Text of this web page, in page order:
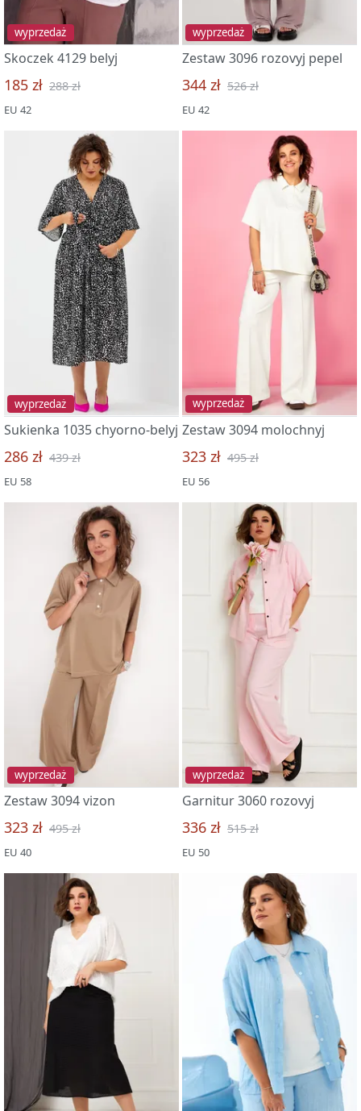
wyprzedaż
Skoczek 4129 belyj
185 zł 288 zł
EU 42
wyprzedaż
Zestaw 3096 rozovyj pepel
344 zł 526 zł
EU 42
wyprzedaż
Sukienka 1035 chyorno-belyj
286 zł 439 zł
EU 58
wyprzedaż
Zestaw 3094 molochnyj
323 zł 495 zł
EU 56
wyprzedaż
Zestaw 3094 vizon
323 zł 495 zł
EU 40
wyprzedaż
Garnitur 3060 rozovyj
336 zł 515 zł
EU 50